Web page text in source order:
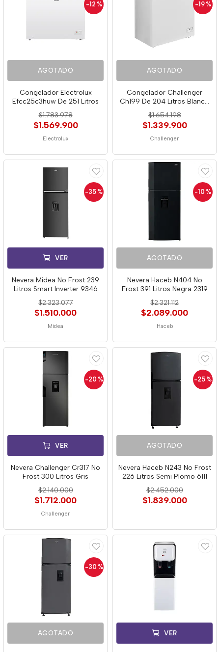
-12 %
AGOTADO
Congelador Electrolux
Efcc25c3huw De 251 Litros
$1.783.978
$1.569.900
Electrolux
-19 %
AGOTADO
Congelador Challenger
Ch199 De 204 Litros Blanco
$1.654.198
$1.339.900
Challenger
-35 %
VER
Nevera Midea No Frost 239
Litros Smart Inverter 9346
$2.323.077
$1.510.000
Midea
-10 %
AGOTADO
Nevera Haceb N404 No
Frost 391 Litros Negra 2319
$2.321.112
$2.089.000
Haceb
-20 %
VER
Nevera Challenger Cr317 No
Frost 300 Litros Gris
$2.140.000
$1.712.000
Challenger
-25 %
AGOTADO
Nevera Haceb N243 No Frost
226 Litros Semi Plomo 6111
$2.452.000
$1.839.000
-30 %
AGOTADO VER